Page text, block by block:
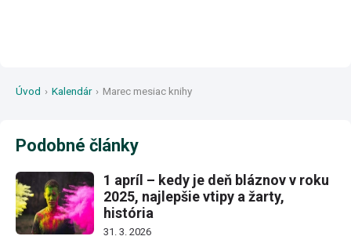
Úvod › Kalendár › Marec mesiac knihy
Podobné články
1 apríl – kedy je deň bláznov v roku
2025, najlepšie vtipy a žarty,
história
31. 3. 2026